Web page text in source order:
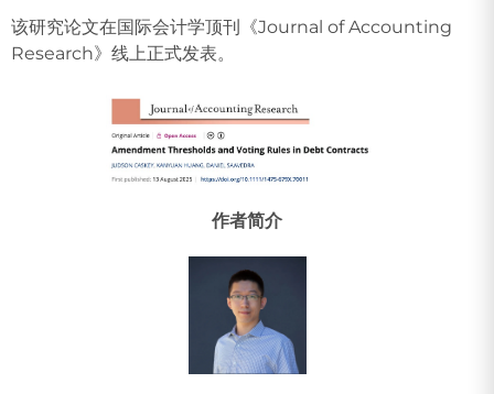
该研究论文在国际会计学顶刊《Journal of Accounting
Research》线上正式发表。
作者简介